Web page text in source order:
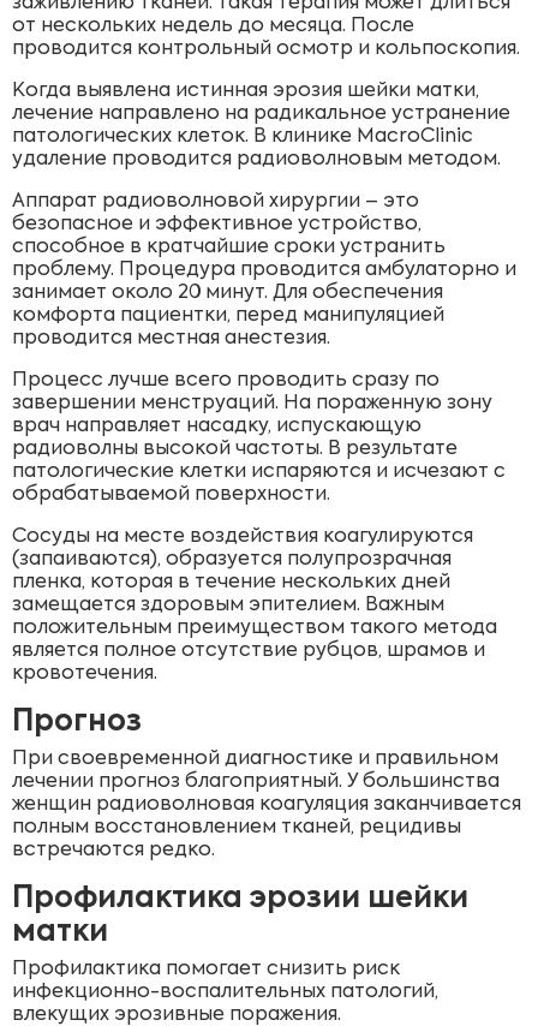
от нескольких недель до месяца. После
проводится контрольный осмотр и кольпоскопия.
Когда выявлена истинная эрозия шейки матки,
лечение направлено на радикальное устранение
патологических клеток. В клинике MacroClinic
удаление проводится радиоволновым методом.
Аппарат радиоволновой хирургии – это
безопасное и эффективное устройство,
способное в кратчайшие сроки устранить
проблему. Процедура проводится амбулаторно и
занимает около 20 минут. Для обеспечения
комфорта пациентки, перед манипуляцией
проводится местная анестезия.
Процесс лучше всего проводить сразу по
завершении менструаций. На пораженную зону
врач направляет насадку, испускающую
радиоволны высокой частоты. В результате
патологические клетки испаряются и исчезают с
обрабатываемой поверхности.
Сосуды на месте воздействия коагулируются
(запаиваются), образуется полупрозрачная
пленка, которая в течение нескольких дней
замещается здоровым эпителием. Важным
положительным преимуществом такого метода
является полное отсутствие рубцов, шрамов и
кровотечения.
Прогноз
При своевременной диагностике и правильном
лечении прогноз благоприятный. У большинства
женщин радиоволновая коагуляция заканчивается
полным восстановлением тканей, рецидивы
встречаются редко.
Профилактика эрозии шейки
матки
Профилактика помогает снизить риск
инфекционно-воспалительных патологий,
влекущих эрозивные поражения.